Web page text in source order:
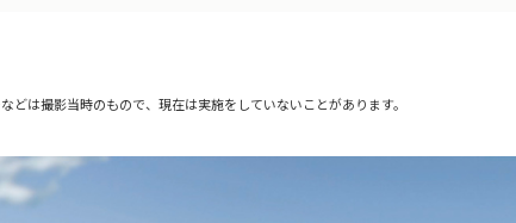
どは撮影当時のもので、現在は実施をしていないことがあります。